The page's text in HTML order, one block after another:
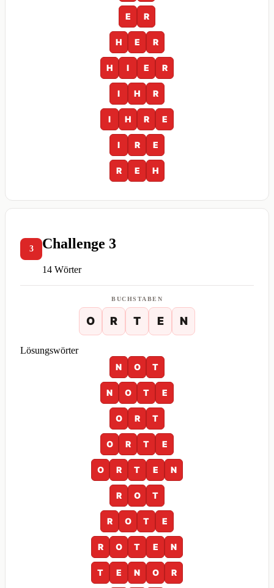
E R
H E R
H I E R
I H R
I H R E
I R E
R E H
3 Challenge 3
14 Wörter
BUCHSTABEN
O R T E N
Lösungswörter
N
O T
N O T E
O R T
O R T E
O R T E N
R O T
R O T E
R O T E N
T E N O R